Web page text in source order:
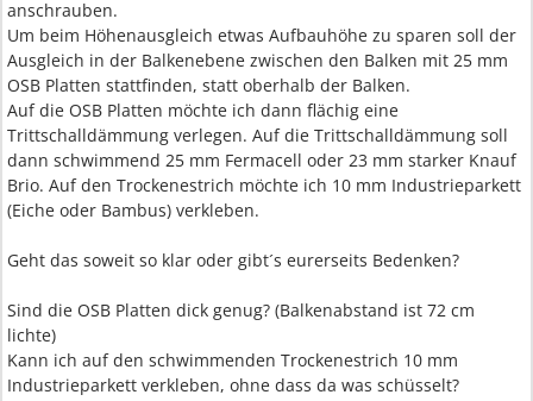
anschrauben.
Um beim Höhenausgleich etwas Aufbauhöhe zu sparen soll der
Ausgleich in der Balkenebene zwischen den Balken mit 25 mm
OSB Platten stattfinden, statt oberhalb der Balken.
Auf die OSB Platten möchte ich dann flächig eine
Trittschalldämmung verlegen. Auf die Trittschalldämmung soll
dann schwimmend 25 mm Fermacell oder 23 mm starker Knauf
Brio. Auf den Trockenestrich möchte ich 10 mm Industrieparkett
(Eiche oder Bambus) verkleben.
Geht das soweit so klar oder gibt´s eurerseits Bedenken?
Sind die OSB Platten dick genug? (Balkenabstand ist 72 cm
lichte)
Kann ich auf den schwimmenden Trockenestrich 10 mm
Industrieparkett verkleben, ohne dass da was schüsselt?